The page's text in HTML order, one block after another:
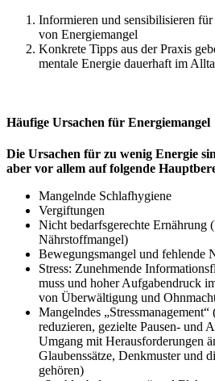
Informieren und sensibilisieren
von Energiemangel
Konkrete Tipps aus der Praxis
mentale Energie dauerhaft im
Häufige Ursachen für Energiemangel
Die Ursachen für zu wenig Energie
aber vor allem auf folgende
Mangelnde Schlafhygiene
Vergiftungen
Nicht bedarfsgerechte Ernährung
Nährstoffmangel)
Bewegungsmangel und fehlende
Stress: Zunehmende
muss und hoher Aufgabendruck
von Überwältigung und
Mangelndes
reduzieren, gezielte Pausen- und
Umgang mit Herausforderungen
Glaubenssätze, Denkmuster und
gehören)